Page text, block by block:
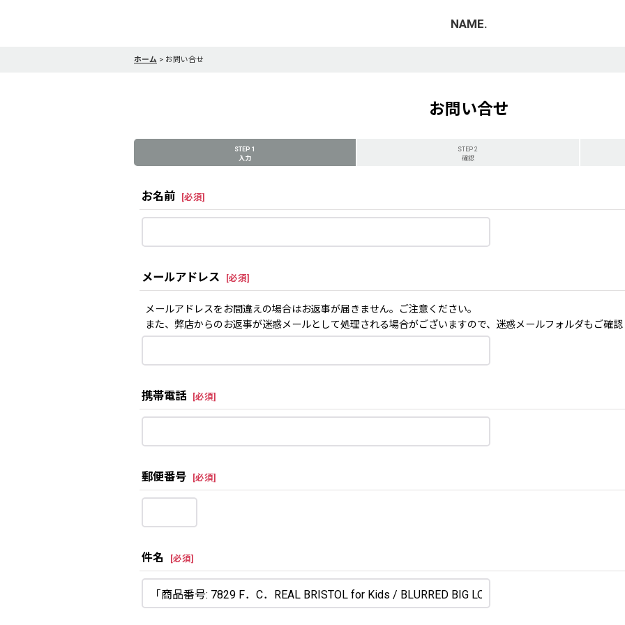
NAME.
ホーム > お問い合せ
お問い合せ
STEP 1
入力
STEP 2
確認
お名前 [必須]
メールアドレス [必須]
メールアドレスをお間違えの場合はお返事が届きません。ご注意ください。
また、弊店からのお返事が迷惑メールとして処理される場合がございますので、迷惑メールフォルダもご確認
携帯電話 [必須]
郵便番号 [必須]
件名 [必須]